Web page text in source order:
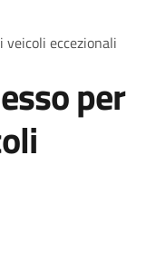
eccezionali
per